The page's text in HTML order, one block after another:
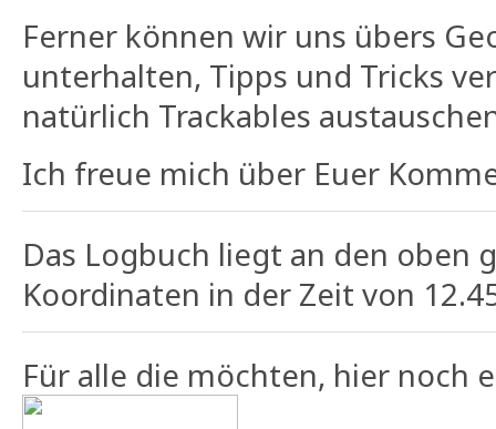
Ferner können wir uns übers
unterhalten, Tipps und Tricks
natürlich Trackables
Ich freue mich über Euer
Das Logbuch liegt an den oben
Koordinaten in der Zeit von
Für alle die möchten, hier noch